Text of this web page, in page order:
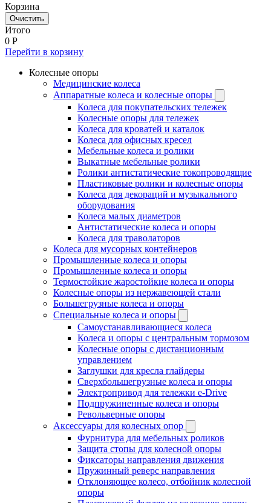
Корзина
Очистить
Итого
0 Р
Перейти в корзину
Колесные опоры
Медицинские колеса
Аппаратные колеса и колесные опоры
Колеса для покупательских тележек
Колесные опоры для тележек
Колеса для кроватей и каталок
Колеса для офисных кресел
Мебельные колеса и ролики
Выкатные мебельные ролики
Ролики антистатические токопроводящие
Пластиковые ролики и колесные опоры
Колеса для декораций и музыкального
оборудования
Колеса малых диаметров
Антистатические колеса и опоры
Колеса для траволаторов
Колеса для мусорных контейнеров
Промышленные колеса и опоры
Промышленные колеса и опоры
Термостойкие жаростойкие колеса и опоры
Колесные опоры из нержавеющей стали
Большегрузные колеса и опоры
Специальные колеса и опоры
Самоустанавливающиеся колеса
Колеса и опоры с центральным тормозом
Колесные опоры с дистанционным
управлением
Заглушки для кресла глайдеры
Сверхбольшегрузные колеса и опоры
Электропривод для тележки e-Drive
Подпружиненные колеса и опоры
Револьверные опоры
Аксессуары для колесных опор
Фурнитура для мебельных роликов
Защита стопы для колесной опоры
Фиксаторы направления движения
Пружинный реверс направления
Отклоняющее колесо, отбойник колесной
опоры